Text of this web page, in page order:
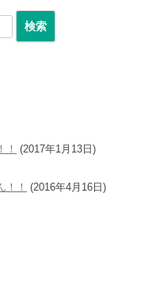
(2017年1月13日)
！！
(2016年4月16日)